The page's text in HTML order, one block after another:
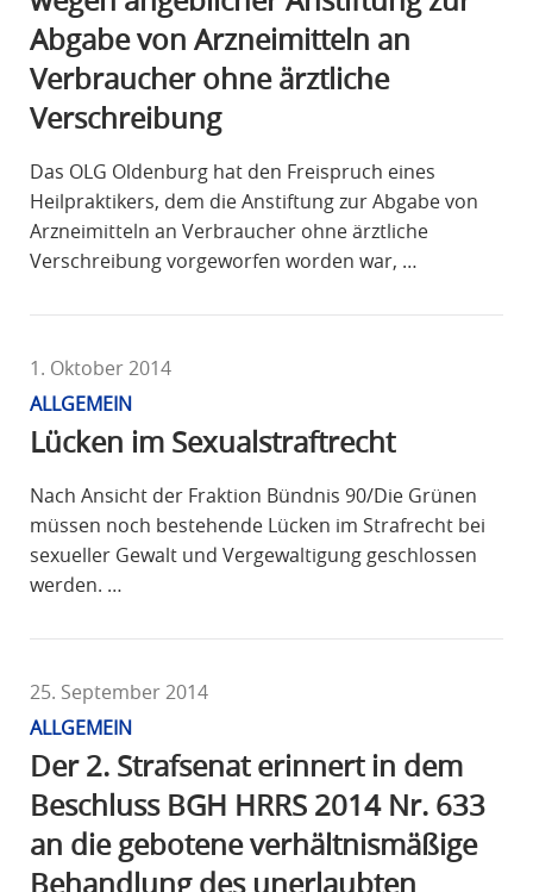
Abgabe von Arzneimitteln an
Verbraucher ohne ärztliche
Verschreibung
Das OLG Oldenburg hat den Freispruch eines
Heilpraktikers, dem die Anstiftung zur Abgabe von
Arzneimitteln an Verbraucher ohne ärztliche
Verschreibung vorgeworfen worden war, …
1. Oktober 2014
ALLGEMEIN
Lücken im Sexualstraftrecht
Nach Ansicht der Fraktion Bündnis 90/Die Grünen
müssen noch bestehende Lücken im Strafrecht bei
sexueller Gewalt und Vergewaltigung geschlossen
werden. …
25. September 2014
ALLGEMEIN
Der 2. Strafsenat erinnert in dem
Beschluss BGH HRRS 2014 Nr. 633
an die gebotene verhältnismäßige
Behandlung des unerlaubten